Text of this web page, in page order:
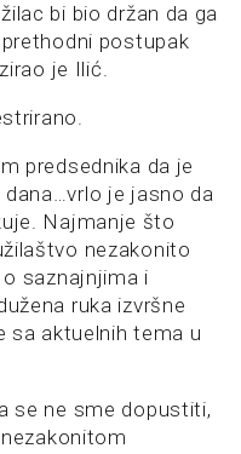
bi bio držan da ga
postupak
je Ilić.
predsednika da je
je jasno da
Najmanje što
nezakonito
saznajnjima i
ruka izvršne
sa aktuelnih tema u
se ne sme dopustiti,